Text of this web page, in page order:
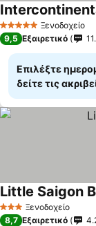
5 Αστέρια Ξενοδοχείο
9,5 Εξαιρετικό
Επιλέξτε
δείτε τις
3 ΑστέριαΞενοδοχείο
Little Saigon
8,7 Εξαιρετικό